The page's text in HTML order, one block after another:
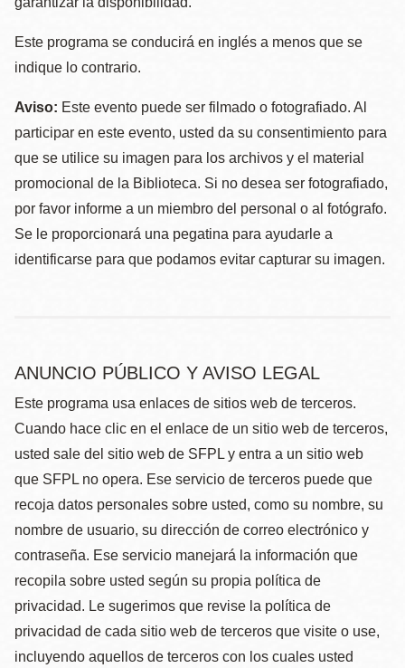
Este programa se conducirá en inglés a menos que se
indique lo contrario.
Aviso: Este evento puede ser filmado o fotografiado. Al
participar en este evento, usted da su consentimiento para
que se utilice su imagen para los archivos y el material
promocional de la Biblioteca. Si no desea ser fotografiado,
por favor informe a un miembro del personal o al fotógrafo.
Se le proporcionará una pegatina para ayudarle a
identificarse para que podamos evitar capturar su imagen.
ANUNCIO PÚBLICO Y AVISO LEGAL
Este programa usa enlaces de sitios web de terceros.
Cuando hace clic en el enlace de un sitio web de terceros,
usted sale del sitio web de SFPL y entra a un sitio web
que SFPL no opera. Ese servicio de terceros puede que
recoja datos personales sobre usted, como su nombre, su
nombre de usuario, su dirección de correo electrónico y
contraseña. Ese servicio manejará la información que
recopila sobre usted según su propia política de
privacidad. Le sugerimos que revise la política de
privacidad de cada sitio web de terceros que visite o use,
incluyendo aquellos de terceros con los cuales usted